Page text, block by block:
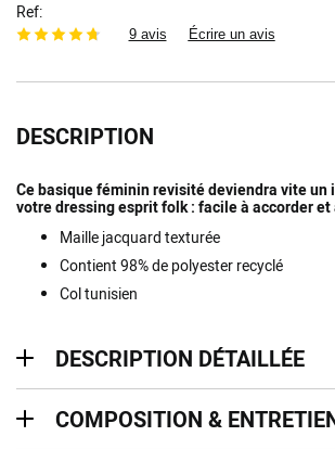
Ref
9 avis Écrire un avis
DESCRIPTION
Ce basique féminin revisité deviendra vite un
votre dressing esprit folk : facile à accorder et
Maille jacquard texturée
Contient 98% de polyester recyclé
Col tunisien
DESCRIPTION DÉTAILLÉE
COMPOSITION &